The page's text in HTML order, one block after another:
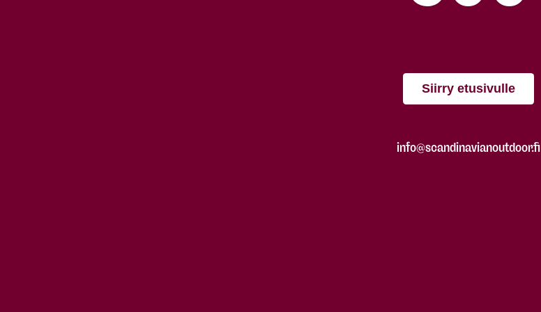
Siirry etusivulle
info@scandinavianoutdoor.fi